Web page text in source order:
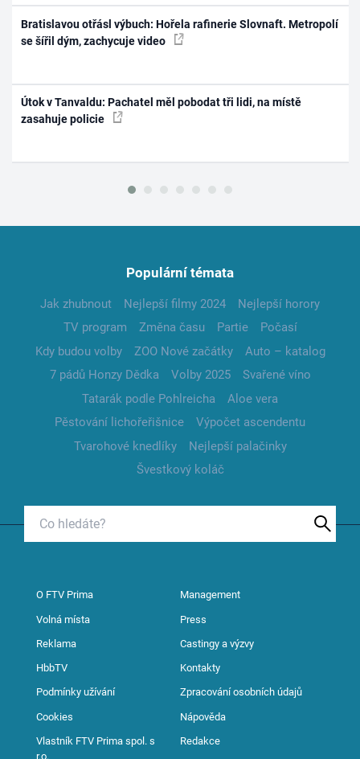
Bratislavou otřásl výbuch: Hořela rafinerie Slovnaft. Metropolí
se šířil dým, zachycuje video
Útok v Tanvaldu: Pachatel měl pobodat tři lidi, na místě
zasahuje policie
Populární témata
Jak zhubnout Nejlepší filmy 2024
Nejlepší horory
TV program
Změna času Partie
Počasí
Kdy budou volby
ZOO Nové začátky
Auto – katalog
7 pádů Honzy Dědka
Volby 2025
Svařené víno
Tatarák podle Pohlreicha
Aloe vera
Pěstování lichořeřišnice
Výpočet ascendentu
Tvarohové knedlíky
Nejlepší palačinky
Švestkový koláč
O FTV Prima Management
Volná místa Press
Reklama Castingy a výzvy
HbbTV Kontakty
Podmínky užívání Zpracování osobních údajů
Cookies Nápověda
Vlastník FTV Prima spol. s
r.o.
Redakce